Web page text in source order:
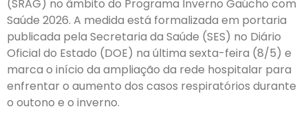
(SRAG) no âmbito do Programa Inverno Gaúcho com
Saúde 2026. A medida está formalizada em portaria
publicada pela Secretaria da Saúde (SES) no Diário
Oficial do Estado (DOE) na última sexta-feira (8/5) e
marca o início da ampliação da rede hospitalar para
enfrentar o aumento dos casos respiratórios durante
o outono e o inverno.